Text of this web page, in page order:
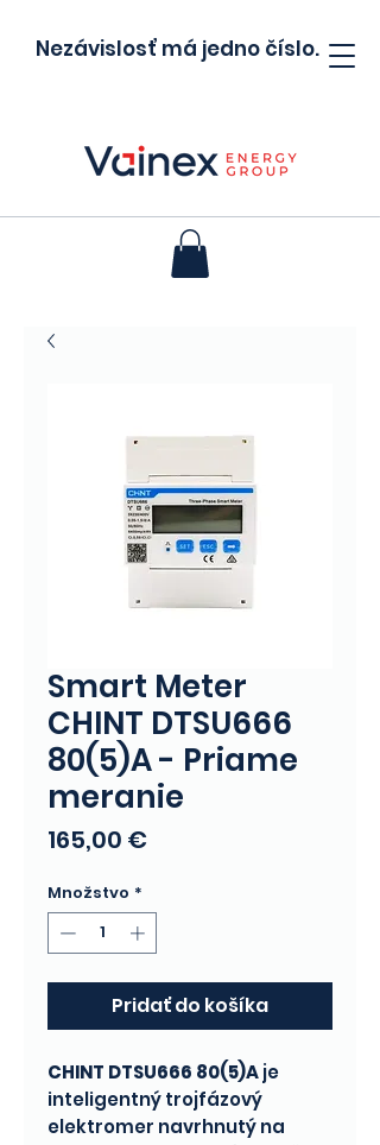
Nezávislosť má jedno číslo.
Smart Meter
CHINT DTSU666
80(5)A - Priame
meranie
165,00 €Price
Množstvo *
Pridať do košíka
CHINT DTSU666 80(5)Aje
inteligentný trojfázový
elektromer navrhnutý na